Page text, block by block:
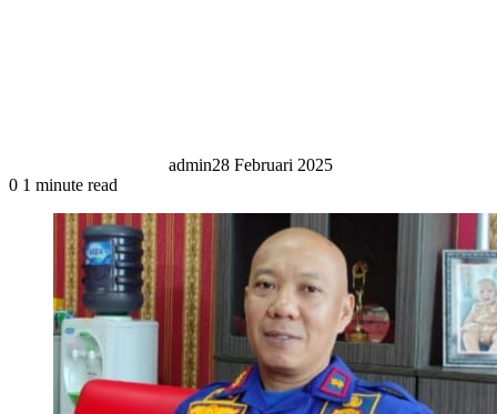
admin28 Februari 2025
0 1 minute read